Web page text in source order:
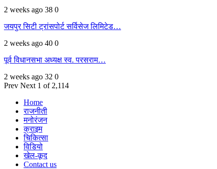
2 weeks ago 38 0
जयपुर सिटी ट्रांसपोर्ट सर्विसेज लिमिटेड…
2 weeks ago 40 0
पूर्व विधानसभा अध्यक्ष स्व. परसराम…
2 weeks ago 32 0
Prev Next 1 of 2,114
Home
राजनीती
मनोरंजन
क्राइम
चिकित्सा
विडियो
खेल-कूद
Contact us